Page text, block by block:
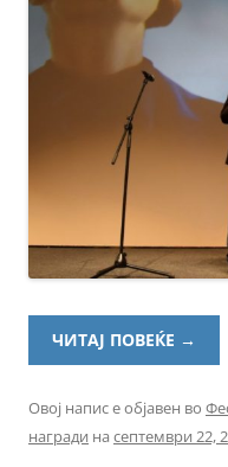
ЧИТАЈ ПОВЕЌЕ →
Овој напис е објавен во
награди на септември 22,